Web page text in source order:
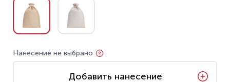
Нанесение не выбрано
Добавить нанесение